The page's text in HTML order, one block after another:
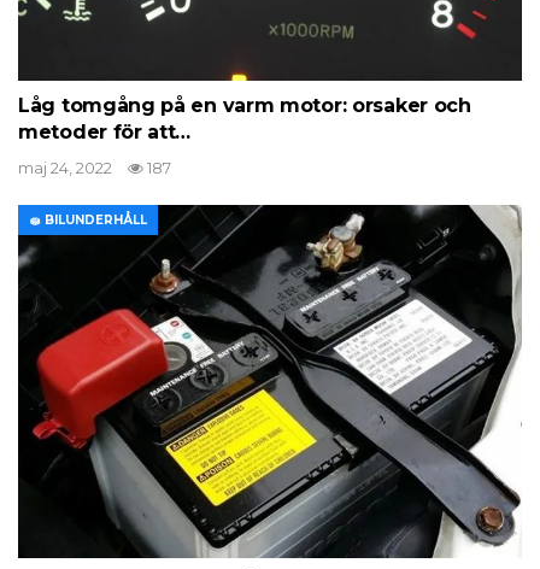
Låg tomgång på en varm motor: orsaker och
metoder för att…
maj 24, 2022 187
🧽 BILUNDERHÅLL